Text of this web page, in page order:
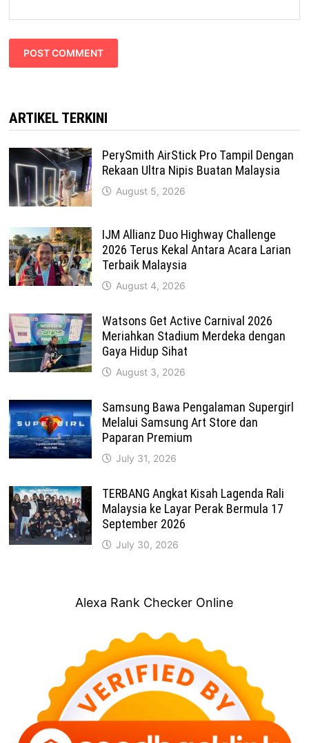
ARTIKEL TERKINI
PerySmith AirStick Pro Tampil Dengan
Rekaan Ultra Nipis Buatan Malaysia
August 5, 2026
IJM Allianz Duo Highway Challenge
2026 Terus Kekal Antara Acara Larian
Terbaik Malaysia
August 4, 2026
Watsons Get Active Carnival 2026
Meriahkan Stadium Merdeka dengan
Gaya Hidup Sihat
August 3, 2026
Samsung Bawa Pengalaman Supergirl
Melalui Samsung Art Store dan
Paparan Premium
July 31, 2026
TERBANG Angkat Kisah Lagenda Rali
Malaysia ke Layar Perak Bermula 17
September 2026
July 30, 2026
Alexa Rank Checker Online